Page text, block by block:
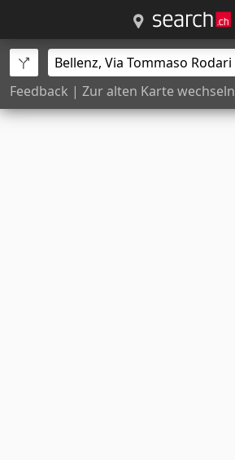
Feedback | Zur alten Karte wechseln